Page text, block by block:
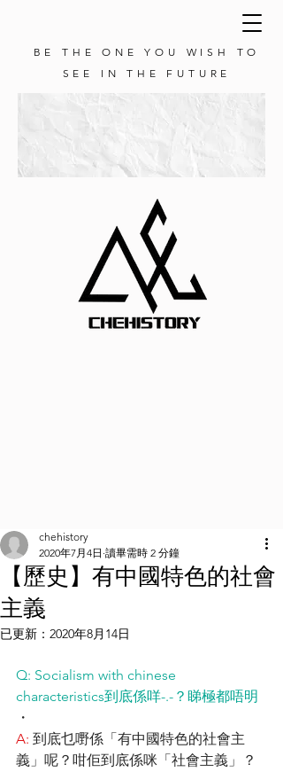
BE THE ONE YOU WISH TO
SEE IN THE FUTURE
【歷史】有中國特色的社會
主義
chehistory
2020年7月4日 讀畢需時 2 分鐘
已更新： 2020年8月14日
Q: Socialism with chinese
characteristics到底係咩-.-？睇極都唔明
・
A: 到底乜嘢係「有中國特色的社會主
義」呢？咁佢到底係咪「社會主義」？